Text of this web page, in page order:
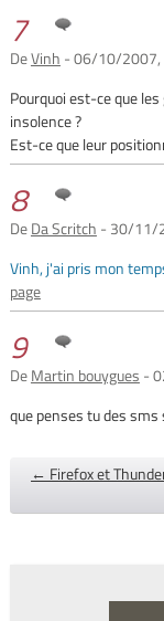
7
DeVinh - 06/10/2007,
Pourquoi est-ce que
insolence ?
Est-ce que leur
8
DeDa Scritch - 30/11/
Vinh, j'ai pris mon
page
9
DeMartin bouygues -
que penses tu des sms
← Firefox et